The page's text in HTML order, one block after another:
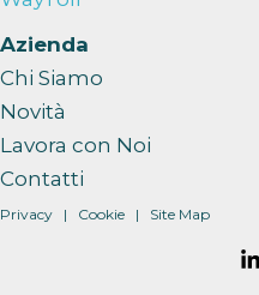
Azienda
Chi Siamo
Novità
Lavora con Noi
Contatti
Privacy | Cookie | Site Map